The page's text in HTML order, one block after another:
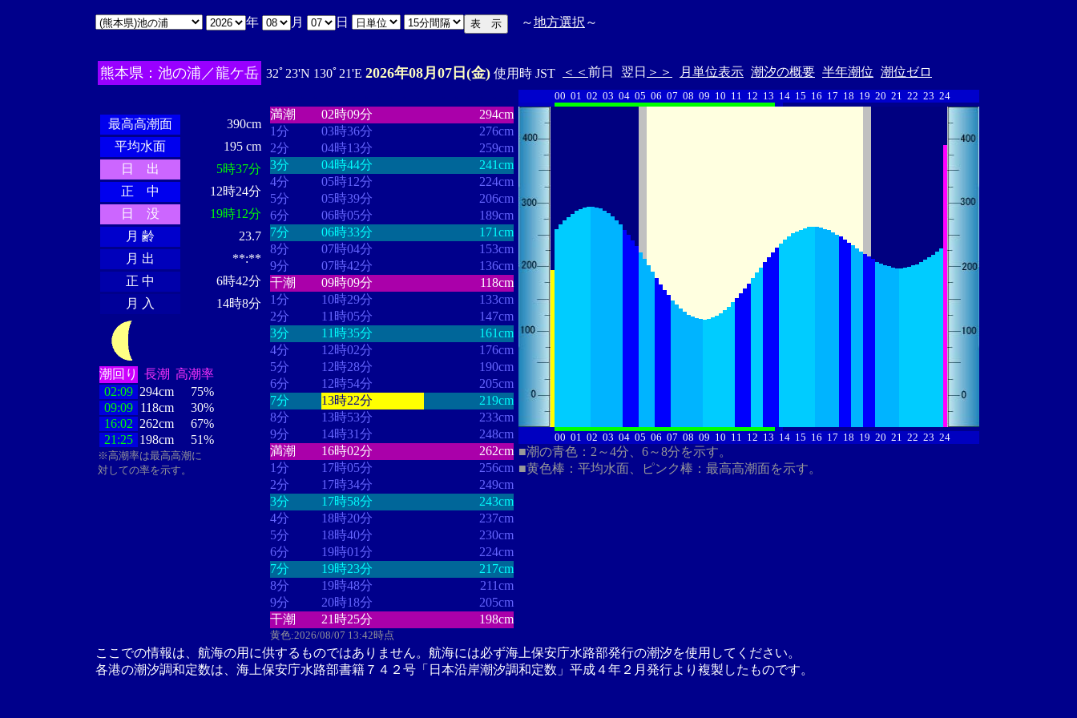
年 月 日 ～地方選択 ～
熊本県：池の浦／龍ケ岳 32ﾟ23'N 130ﾟ21'E 2026年08月07日(金) 使用時 JST ＜＜ 前日 翌日 ＞＞ 月単位表示 潮汐の概要 半年潮位 潮位ゼロ
最高高潮面
390cm
平均水面
195 cm
日 出
5時37分
正 中
12時24分
日 没
19時12分
月 齢
23.7
月 出
**:**
正 中
6時42分
月 入
14時8分
潮回り 長潮 高潮率
02:09 294cm
75%
09:09 118cm
30%
16:02 262cm
67%
21:25 198cm 51%
※高潮率は最高高潮に
対しての率を示す。
満潮
02時09分
294cm
1分
03時36分
276cm
2分
04時13分
259cm
3分
04時44分
241cm
4分
05時12分
224cm
5分
05時39分
206cm
6分
06時05分
189cm
7分
06時33分
171cm
8分
07時04分
153cm
9分
07時42分
136cm
干潮
09時09分
118cm
1分
10時29分
133cm
2分
11時05分
147cm
3分
11時35分
161cm
4分
12時02分
176cm
5分
12時28分
190cm
6分
12時54分
205cm
7分
13時22分
219cm
8分
13時53分
233cm
9分
14時31分
248cm
満潮
16時02分
262cm
1分
17時05分
256cm
2分
17時34分
249cm
3分
17時58分
243cm
4分
18時20分
237cm
5分
18時40分
230cm
6分
19時01分
224cm
7分
19時23分
217cm
8分
19時48分
211cm
9分
20時18分
205cm
干潮
21時25分 198cm
黄色:2026/08/07 13:42時点
00 01 02 03 04 05 06 07 08 09 10 11 12 13 14 15 16 17 18 19 20 21 22 23 24
00 01 02 03 04 05 06 07 08 09 10 11 12 13 14 15 16 17 18 19 20 21 22 23 24
■潮の青色：2～4分、6～8分を示す。
■黄色棒：平均水面、ピンク棒：最高高潮面を示す。
ここでの情報は、航海の用に供するものではありません。航海には必ず海上保安庁水路部発行の潮汐を使用してください。
各港の潮汐調和定数は、海上保安庁水路部書籍７４２号「日本沿岸潮汐調和定数」平成４年２月発行より複製したものです。